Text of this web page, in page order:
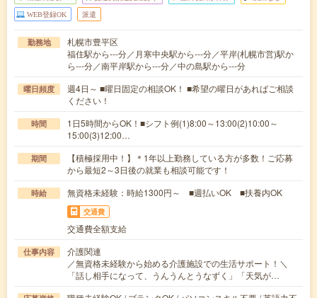
WEB登録OK 派遣
勤務地
札幌市豊平区
福住駅から---分／月寒中央駅から---分／平岸(札幌市営)駅か
ら---分／南平岸駅から---分／中の島駅から---分
曜日頻度
週4日～ ■曜日固定の相談OK！ ■希望の曜日があればご相談
ください！
時間
1日5時間からOK！■シフト例(1)8:00～13:00(2)10:00～
15:00(3)12:00…
期間
【積極採用中！】＊1年以上勤務している方が多数！ご応募
から最短2～3日後の就業も相談可能です！
時給 無資格未経験：時給1300円～ ■週払いOK ■扶養内OK
交通費
交通費全額支給
仕事内容
介護関連
／無資格未経験から始める介護施設での生活サポート！＼
「話し相手になって、うんうんとうなずく」「天気が…